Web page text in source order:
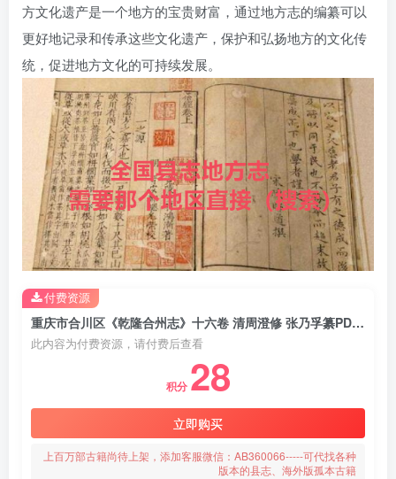
方文化遗产是一个地方的宝贵财富，通过地方志的编纂可以
更好地记录和传承这些文化遗产，保护和弘扬地方的文化传
统，促进地方文化的可持续发展。
重庆市合川区《乾隆合州志》十六卷 清周澄修 张乃孚纂PDF电子版地方志下载
此内容为付费资源，请付费后查看
积分 28
立即购买
上百万部古籍尚待上架，添加客服微信：AB360066-----可代找各种
版本的县志、海外版孤本古籍
付费资源